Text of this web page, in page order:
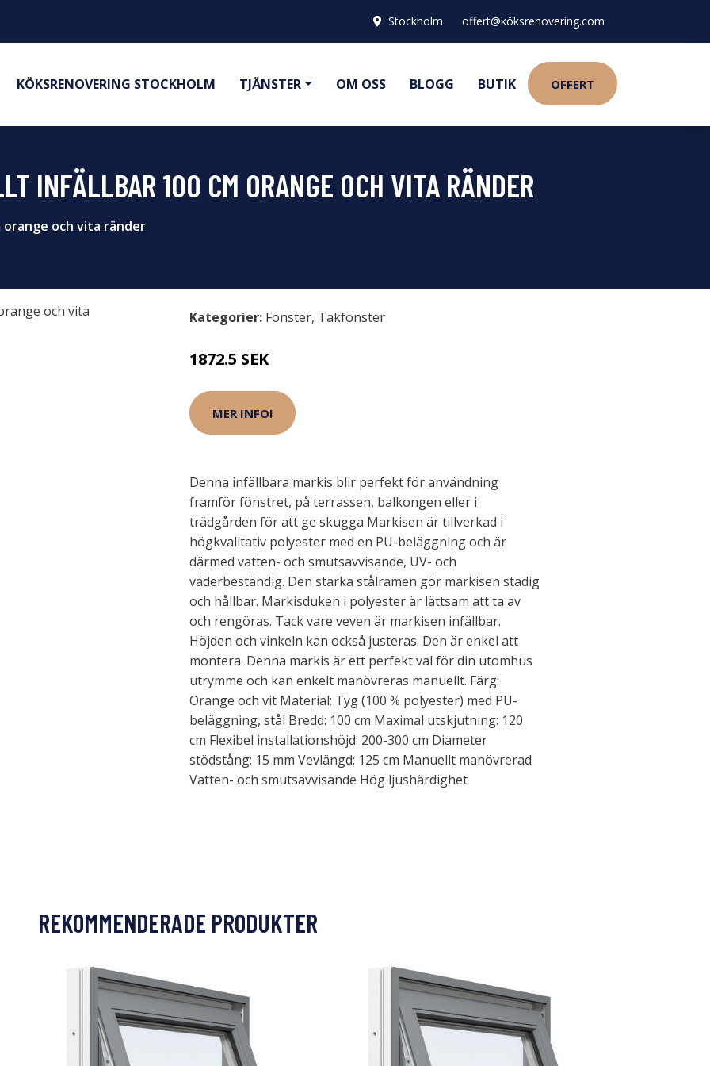
Stockholm offert@köksrenovering.com
KÖKSRENOVERING STOCKHOLM TJÄNSTER OM OSS BLOGG BUTIK OFFERT
INFÄLLBAR 100 CM ORANGE OCH VITA RÄNDER
orange och vita ränder
Kategorier: Fönster, Takfönster
1872.5 SEK
MER INFO!
Denna infällbara markis blir perfekt för användning
framför fönstret, på terrassen, balkongen eller i
trädgården för att ge skugga Markisen är tillverkad i
högkvalitativ polyester med en PU-beläggning och är
därmed vatten- och smutsavvisande, UV- och
väderbeständig. Den starka stålramen gör markisen stadig
och hållbar. Markisduken i polyester är lättsam att ta av
och rengöras. Tack vare veven är markisen infällbar.
Höjden och vinkeln kan också justeras. Den är enkel att
montera. Denna markis är ett perfekt val för din utomhus
utrymme och kan enkelt manövreras manuellt. Färg:
Orange och vit Material: Tyg (100 % polyester) med PU-
beläggning, stål Bredd: 100 cm Maximal utskjutning: 120
cm Flexibel installationshöjd: 200-300 cm Diameter
stödstång: 15 mm Vevlängd: 125 cm Manuellt manövrerad
Vatten- och smutsavvisande Hög ljushärdighet
REKOMMENDERADE PRODUKTER